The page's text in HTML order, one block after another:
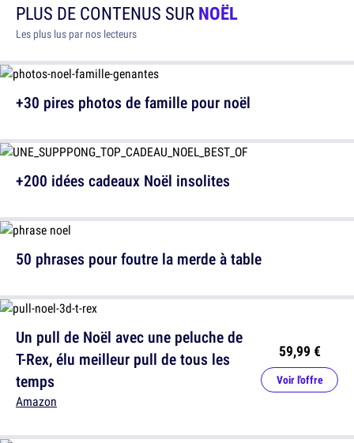
PLUS DE CONTENUS SURNOËL
Les plus lus par nos lecteurs
+30 pires photos de famille pour noël
50 phrases pour foutre la merde à table
+200 idées cadeaux Noël insolites
Un pull de Noël avec une peluche de
T-Rex, élu meilleur pull de tous les
temps
Amazon
59,99 €
Voir l'offre